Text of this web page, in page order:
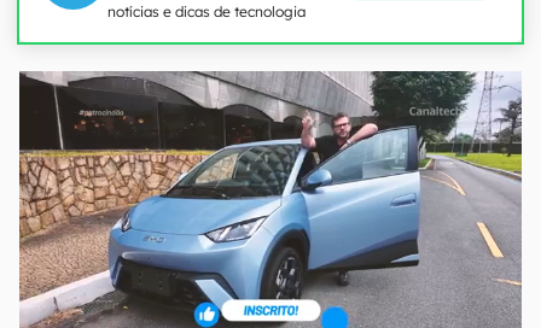
notícias e dicas de tecnologia